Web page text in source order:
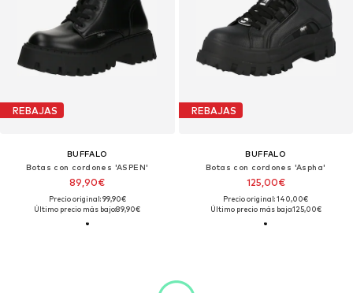
REBAJAS
BUFFALO
Botas con cordones 'ASPEN'
89,90€
Precio original: 99,90€
Último precio más bajo:89,90€
REBAJAS
BUFFALO
Botas con cordones 'Aspha'
125,00€
Precio original: 140,00€
Último precio más bajo:125,00€